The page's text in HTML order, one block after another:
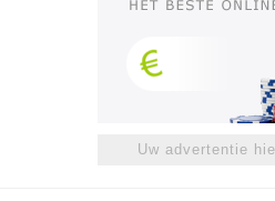
Uw advertentie